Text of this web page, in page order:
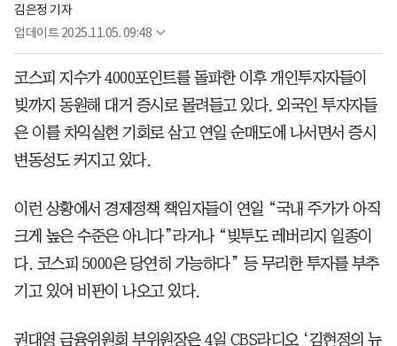
김은정 기자
업데이트 2025.11.05. 09:48
코스피 지수가 4000포인트를 돌파한 이후 개인투자자들이
빚까지 동원해 대거 증시로 몰려들고 있다. 외국인 투자자들
은 이를 차익실현 기회로 삼고 연일 순매도에 나서면서 증시
변동성도 커지고 있다.
이런 상황에서 경제정책 책임자들이 연일 “국내 주가가 아직
크게 높은 수준은 아니다”라거나 “빚투도 레버리지 일종이
다. 코스피 5000은 당연히 가능하다” 등 무리한 투자를 부추
기고 있어 비판이 나오고 있다.
권대영 금융위원회 부위원장은 4일 CBS라디오 ‘김현정의 뉴